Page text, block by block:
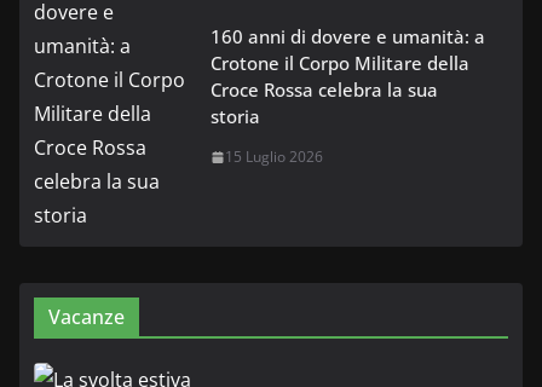
160 anni di dovere e umanità: a
Crotone il Corpo Militare della
Croce Rossa celebra la sua
storia
15 Luglio 2026
Vacanze